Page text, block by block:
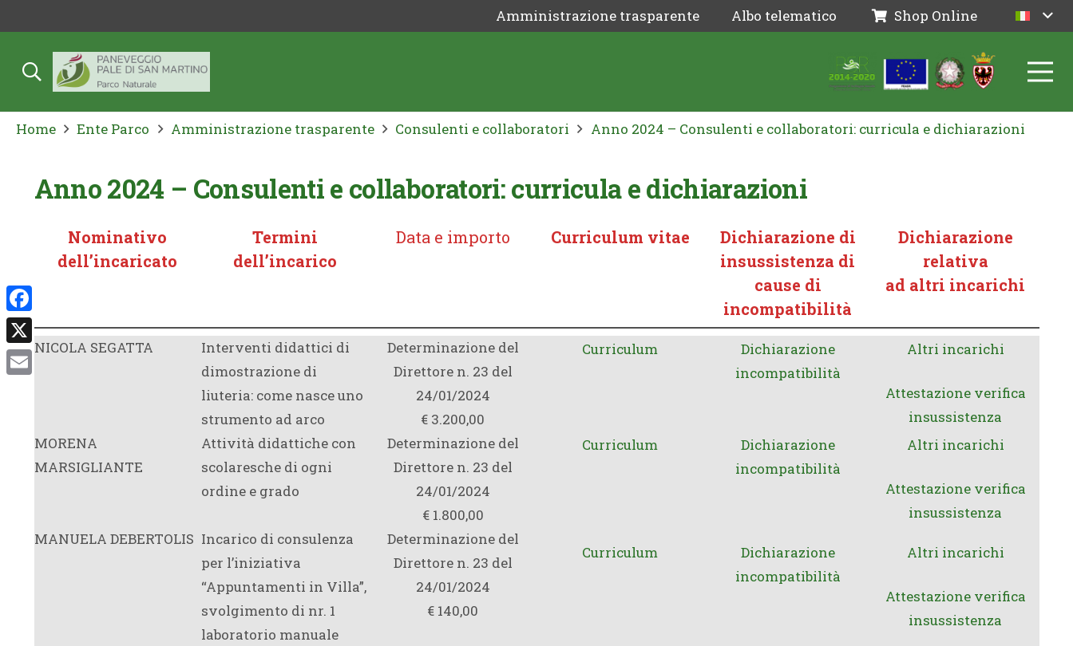
Amministrazione trasparente Albo telematico Shop Online
Home Ente Parco Amministrazione trasparente Consulenti e collaboratori Anno 2024 – Consulenti e collaboratori: curricula e dichiarazioni
Anno 2024 – Consulenti e collaboratori: curricula e dichiarazioni
Nominativo
dell’incaricato
Termini
dell’incarico
Data e importo Curriculum vitae
Dichiarazione di
insussistenza di
cause di
incompatibilità
Dichiarazione
relativa
ad altri incarichi
NICOLA SEGATTA
Interventi didattici di
dimostrazione di
liuteria: come nasce uno
strumento ad arco
Determinazione del
Direttore n. 23 del
24/01/2024
€ 3.200,00
Curriculum
Dichiarazione
incompatibilità
Altri incarichi
Attestazione verifica
insussistenza
MORENA
MARSIGLIANTE
Attività didattiche con
scolaresche di ogni
ordine e grado
Determinazione del
Direttore n. 23 del
24/01/2024
€ 1.800,00
Curriculum
Dichiarazione
incompatibilità
Altri incarichi
Attestazione verifica
insussistenza
MANUELA DEBERTOLIS Incarico di consulenza
per l’iniziativa
“Appuntamenti in Villa”,
svolgimento di nr. 1
laboratorio manuale
Determinazione del
Direttore n. 23 del
24/01/2024
€ 140,00
Curriculum
Dichiarazione
incompatibilità
Altri incarichi
Attestazione verifica
insussistenza
Facebook
X